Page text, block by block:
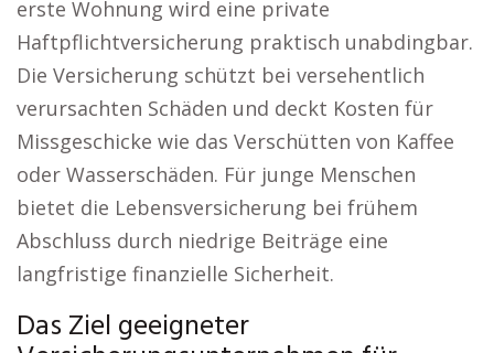
erste Wohnung wird eine private
Haftpflichtversicherung praktisch unabdingbar.
Die Versicherung schützt bei versehentlich
verursachten Schäden und deckt Kosten für
Missgeschicke wie das Verschütten von Kaffee
oder Wasserschäden. Für junge Menschen
bietet die Lebensversicherung bei frühem
Abschluss durch niedrige Beiträge eine
langfristige finanzielle Sicherheit.
Das Ziel geeigneter